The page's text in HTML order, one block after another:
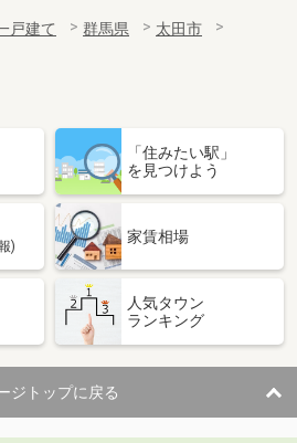
戸建て 群馬県
太田市
「住みたい駅」
を見つけよう
)
家賃相場
人気タウン
ランキング
ジトップに戻る